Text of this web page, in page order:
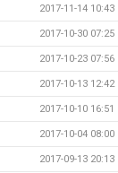
2017-11-14 10:43
2017-10-30 07:25
2017-10-23 07:56
2017-10-13 12:42
2017-10-10 16:51
2017-10-04 08:00
2017-09-13 20:13